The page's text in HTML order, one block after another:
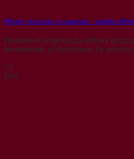
Whisky écossais vs japonais : quelles
Histoire et origines du whisky
fondements et évolutions Le whisky
12
Nov